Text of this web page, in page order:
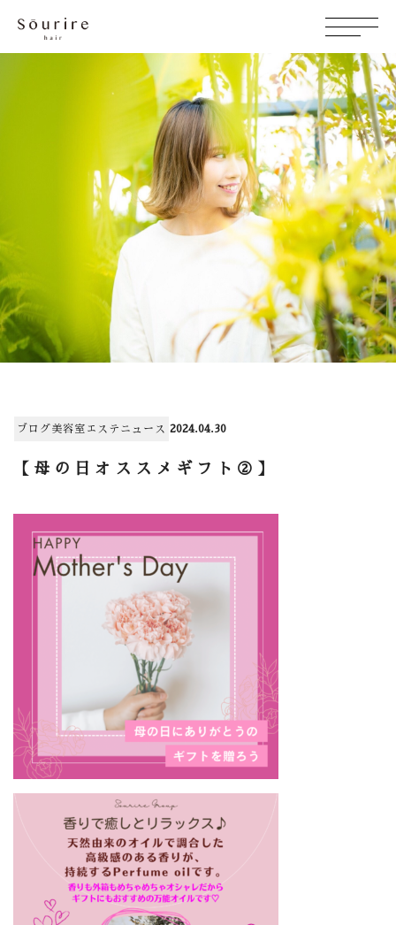
ブログ美容室 エステ ニュース 2024.04.30
【母の日オススメギフト②】